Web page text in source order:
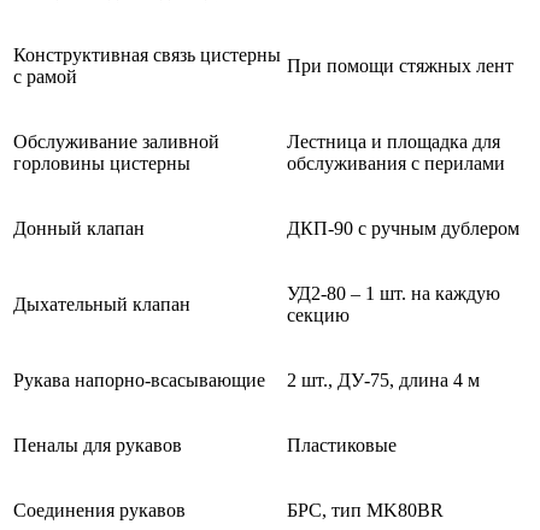
Конструктивная связь цистерны
с рамой
При помощи стяжных лент
Обслуживание заливной
горловины цистерны
Лестница и площадка для
обслуживания с перилами
Донный клапан ДКП-90 с ручным дублером
Дыхательный клапан
УД2-80 – 1 шт. на каждую
секцию
Рукава напорно-всасывающие 2 шт., ДУ-75, длина 4 м
Пеналы для рукавов Пластиковые
Соединения рукавов БРС, тип MK80BR